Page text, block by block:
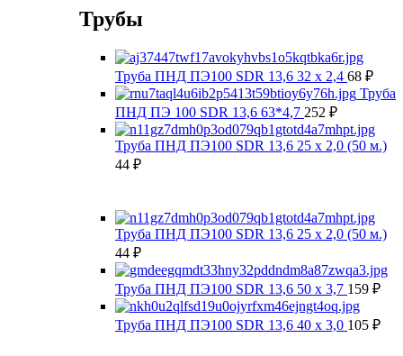
Трубы
Труба ПНД ПЭ100 SDR 13,6 32 х 2,4 68 ₽
Труба
ПНД ПЭ 100 SDR 13,6 63*4,7 252 ₽
Труба ПНД ПЭ100 SDR 13,6 25 х 2,0 (50 м.)
44 ₽
Труба ПНД ПЭ100 SDR 13,6 25 х 2,0 (50 м.)
44 ₽
Труба ПНД ПЭ100 SDR 13,6 50 х 3,7 159 ₽
Труба ПНД ПЭ100 SDR 13,6 40 х 3,0 105 ₽